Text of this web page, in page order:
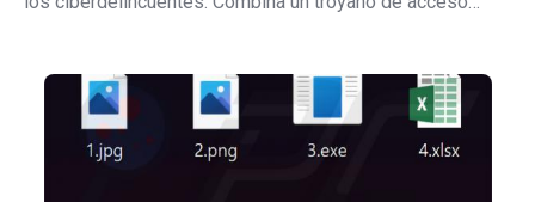
servicio distribuido (DDoS) en un solo pa